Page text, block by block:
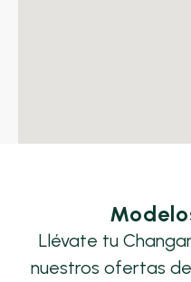
Llévate tu
nuestros ofertas de